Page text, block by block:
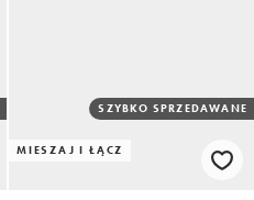
MIESZAJ I ŁĄCZ
SZYBKO SPRZEDAWANE